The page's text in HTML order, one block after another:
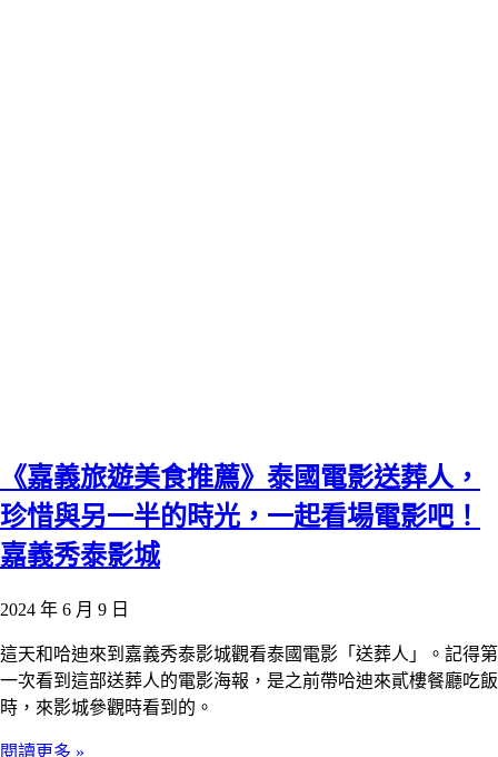
《嘉義旅遊美食推薦》泰國電影送葬人，
珍惜與另一半的時光，一起看場電影吧！
嘉義秀泰影城
2024 年 6 月 9 日
這天和哈迪來到嘉義秀泰影城觀看泰國電影「送葬人」。記得第
一次看到這部送葬人的電影海報，是之前帶哈迪來貳樓餐廳吃飯
時，來影城參觀時看到的。
閱讀更多 »